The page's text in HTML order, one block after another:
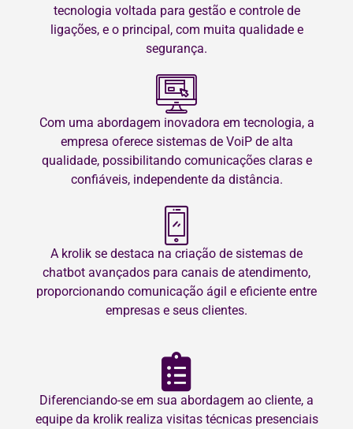
tecnologia voltada para gestão e controle de
ligações, e o principal, com muita qualidade e
segurança.
Com uma abordagem inovadora em tecnologia, a
empresa oferece sistemas de VoiP de alta
qualidade, possibilitando comunicações claras e
confiáveis, independente da distância.
A krolik se destaca na criação de sistemas de
chatbot avançados para canais de atendimento,
proporcionando comunicação ágil e eficiente entre
empresas e seus clientes.
Diferenciando-se em sua abordagem ao cliente, a
equipe da krolik realiza visitas técnicas presenciais